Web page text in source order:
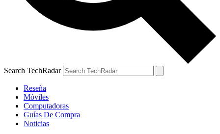
Search TechRadar
Reseña
Móviles
Computadoras
Guías De Compra
Noticias